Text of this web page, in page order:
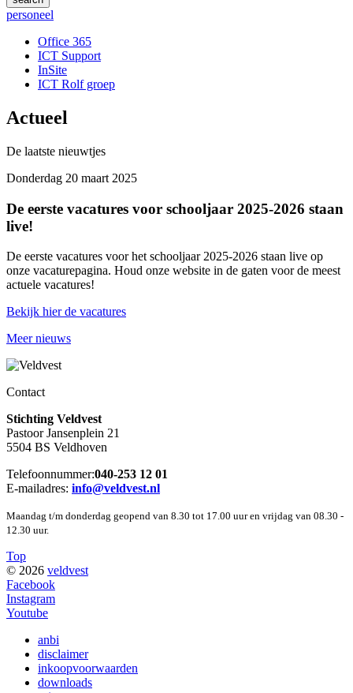
personeel
Office 365
ICT Support
InSite
ICT Rolf groep
Actueel
De laatste nieuwtjes
Donderdag 20 maart 2025
De eerste vacatures voor schooljaar 2025-2026 staan
live!
De eerste vacatures voor het schooljaar 2025-2026 staan live op
onze vacaturepagina. Houd onze website in de gaten voor de meest
actuele vacatures!
Bekijk hier de vacatures
Meer nieuws
Contact
Stichting Veldvest
Pastoor Jansenplein 21
5504 BS Veldhoven
Telefoonnummer:040-253 12 01
E-mailadres: info@veldvest.nl
Maandag t/m donderdag geopend van 8.30 tot 17.00 uur en vrijdag van 08.30 -
12.30 uur.
Top
© 2026 veldvest
Facebook
Instagram
Youtube
anbi
disclaimer
inkoopvoorwaarden
downloads